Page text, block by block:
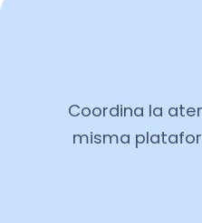
Coordina la
misma